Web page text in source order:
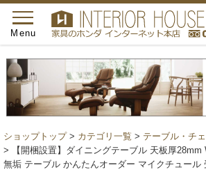
toggle
navigation
Menu
ショップトップ> カテゴリ一覧 > テーブル・チ
> 【開梱設置】ダイニングテーブル 天板厚28mm
無垢 テーブル かんたんオーダー マイクチュール